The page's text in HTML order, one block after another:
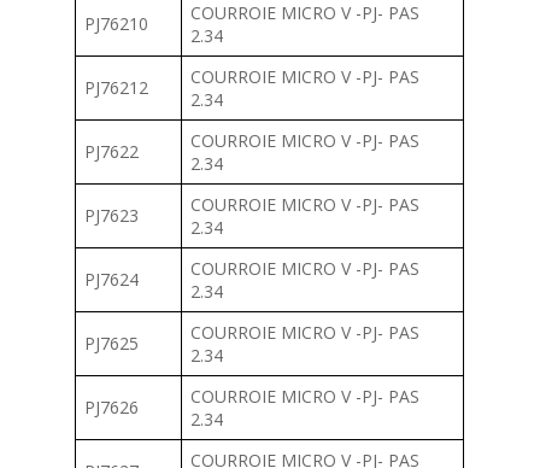
PJ76210
COURROIE MICRO V -PJ- PAS
2.34
PJ76212
COURROIE MICRO V -PJ- PAS
2.34
PJ7622
COURROIE MICRO V -PJ- PAS
2.34
PJ7623
COURROIE MICRO V -PJ- PAS
2.34
PJ7624
COURROIE MICRO V -PJ- PAS
2.34
PJ7625
COURROIE MICRO V -PJ- PAS
2.34
PJ7626
COURROIE MICRO V -PJ- PAS
2.34
COURROIE MICRO V -PJ- PAS